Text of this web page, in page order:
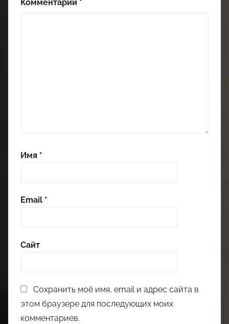
Комментарий *
Имя *
Email *
Сайт
Сохранить моё имя, email и адрес сайта в
этом браузере для последующих моих
комментариев.